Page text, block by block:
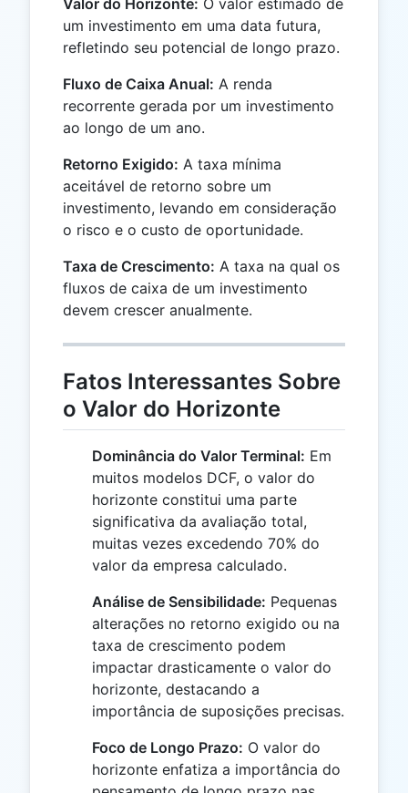
um investimento em uma data futura,
refletindo seu potencial de longo prazo.
Fluxo de Caixa Anual: A renda
recorrente gerada por um investimento
ao longo de um ano.
Retorno Exigido: A taxa mínima
aceitável de retorno sobre um
investimento, levando em consideração
o risco e o custo de oportunidade.
Taxa de Crescimento: A taxa na qual os
fluxos de caixa de um investimento
devem crescer anualmente.
Fatos Interessantes Sobre
o Valor do Horizonte
Dominância do Valor Terminal: Em
muitos modelos DCF, o valor do
horizonte constitui uma parte
significativa da avaliação total,
muitas vezes excedendo 70% do
valor da empresa calculado.
Análise de Sensibilidade: Pequenas
alterações no retorno exigido ou na
taxa de crescimento podem
impactar drasticamente o valor do
horizonte, destacando a
importância de suposições precisas.
Foco de Longo Prazo: O valor do
horizonte enfatiza a importância do